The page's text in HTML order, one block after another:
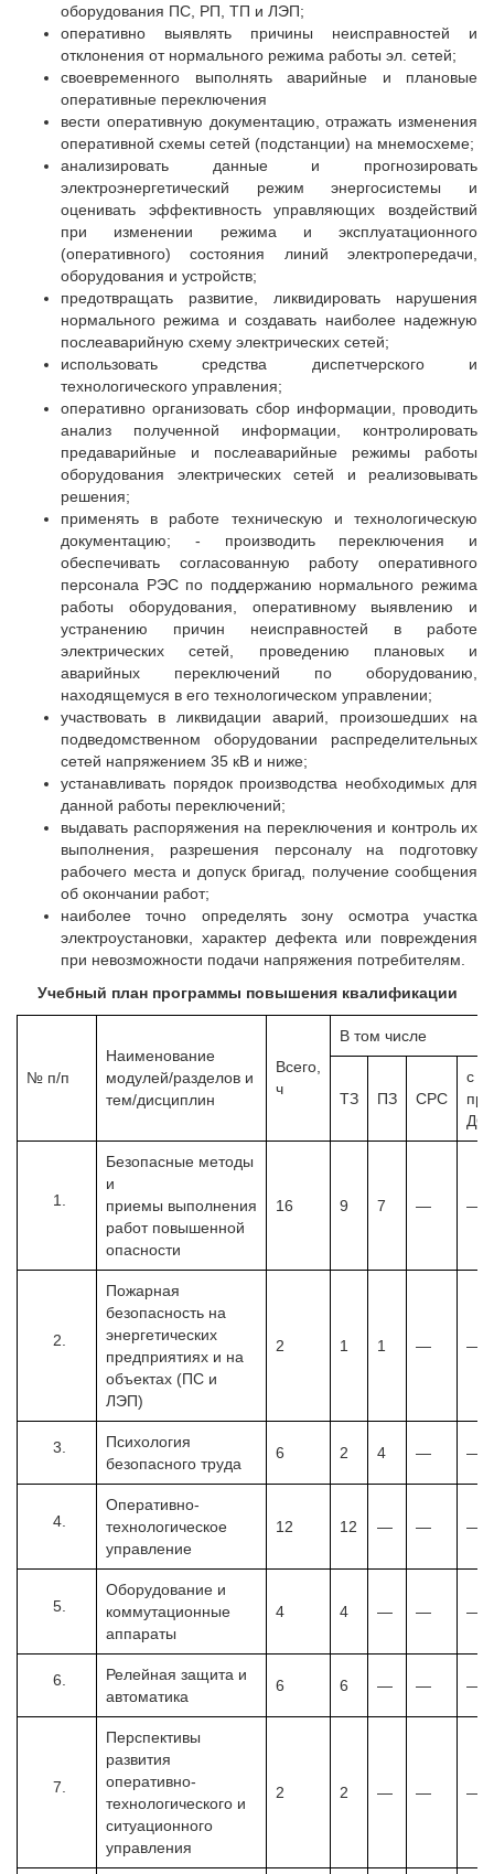
оборудования ПС, РП, ТП и ЛЭП;
оперативно выявлять причины неисправностей и
отклонения от нормального режима работы эл. сетей;
своевременного выполнять аварийные и плановые
оперативные переключения
вести оперативную документацию, отражать изменения
оперативной схемы сетей (подстанции) на мнемосхеме;
анализировать данные и прогнозировать
электроэнергетический режим энергосистемы и
оценивать эффективность управляющих воздействий
при изменении режима и эксплуатационного
(оперативного) состояния линий электропередачи,
оборудования и устройств;
предотвращать развитие, ликвидировать нарушения
нормального режима и создавать наиболее надежную
послеаварийную схему электрических сетей;
использовать средства диспетчерского и
технологического управления;
оперативно организовать сбор информации, проводить
анализ полученной информации, контролировать
предаварийные и послеаварийные режимы работы
оборудования электрических сетей и реализовывать
решения;
применять в работе техническую и технологическую
документацию; - производить переключения и
обеспечивать согласованную работу оперативного
персонала РЭС по поддержанию нормального режима
работы оборудования, оперативному выявлению и
устранению причин неисправностей в работе
электрических сетей, проведению плановых и
аварийных переключений по оборудованию,
находящемуся в его технологическом управлении;
участвовать в ликвидации аварий, произошедших на
подведомственном оборудовании распределительных
сетей напряжением 35 кВ и ниже;
устанавливать порядок производства необходимых для
данной работы переключений;
выдавать распоряжения на переключения и контроль их
выполнения, разрешения персоналу на подготовку
рабочего места и допуск бригад, получение сообщения
об окончании работ;
наиболее точно определять зону осмотра участка
электроустановки, характер дефекта или повреждения
при невозможности подачи напряжения потребителям.
Учебный план программы повышения квалификации
№ п/п
Наименование
модулей/разделов и
тем/дисциплин
Всего,
ч
В том числе
ТЗ ПЗ СРС
с
Безопасные методы
и
приемы выполнения
работ повышенной
опасности
16 9 7 — —
Пожарная
безопасность на
энергетических
предприятиях и на
объектах (ПС и
ЛЭП)
2 1 1 — —
Психология
безопасного труда
6 2 4 — —
Оперативно-
технологическое
управление
12 12 — — —
Оборудование и
коммутационные
аппараты
4 4 — — —
Релейная защита и
автоматика
6 6 — — —
Перспективы
развития
оперативно-
технологического и
ситуационного
управления
2 2 — — —